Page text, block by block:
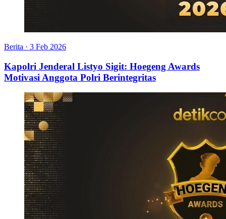
Berita · 3 Feb 2026
Kapolri Jenderal Listyo Sigit: Hoegeng Awards
Motivasi Anggota Polri Berintegritas